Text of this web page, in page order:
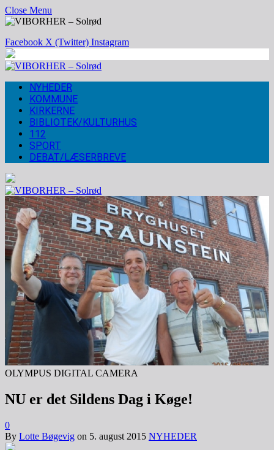
Close Menu
Facebook X (Twitter) Instagram
NYHEDER
KOMMUNE
KIRKERNE
BIBLIOTEK/KULTURHUS
112
SPORT
DEBAT/LÆSERBREVE
OLYMPUS DIGITAL CAMERA
NU er det Sildens Dag i Køge!
0
By Lotte Bøgevig on 5. august 2015 NYHEDER